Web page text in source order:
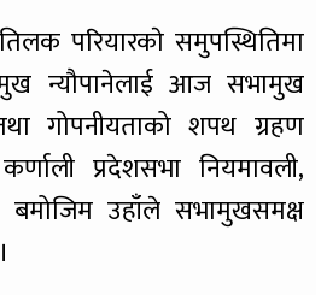
परियारकाे समुपस्थितिमा
न्यौपानेलाई आज सभामुख
गोपनीयताको शपथ ग्रहण
प्रदेशसभा नियमावली,
उहाँले सभामुखसमक्ष